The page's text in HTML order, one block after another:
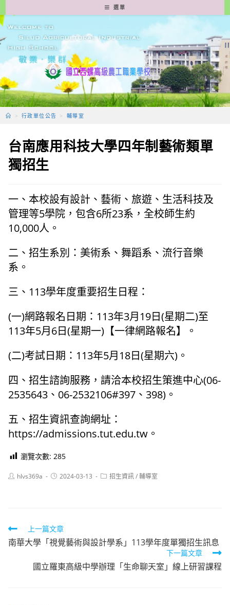
轉
至
要
容
選單
> 行政單位公告 > 輔導室
台南應用科技大學四年制藝術類單
獨招生
一、本校設有設計、藝術、旅遊、生活科技及
管理等5學院，包含6所23系，全校師生約
10,000人。
二、招生系別：美術系、舞蹈系、流行音樂
系。
三、113學年度重要招生日程：
(一)網路報名日期：113年3月19日(星期二)至
113年5月6日(星期一)【一律網路報名】。
(二)考試日期：113年5月18日(星期六)。
四、招生諮詢服務，請洽本校招生策進中心(06-
2535643、06-2532106#397、398)。
五、招生資訊查詢網址：
https://admissions.tut.edu.tw。
瀏覽次數: 285
Posthlvs369a
Post2024-03-13
Post招生資訊/輔導室
Read
more
articles
上一篇文章
南華大學「視覺藝術與設計學系」113學年度單獨招生訊息
下一篇文章
國立羅東高級中學辦理「生命聊天室」線上研習課程